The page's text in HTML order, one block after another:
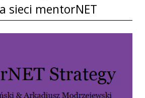
sieci mentorNET